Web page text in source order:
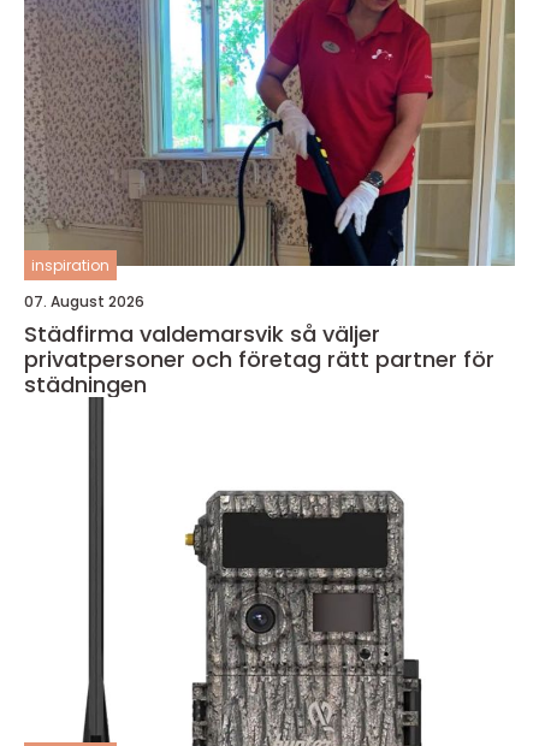
inspiration
07. August 2026
Städfirma valdemarsvik så väljer
privatpersoner och företag rätt partner för
städningen